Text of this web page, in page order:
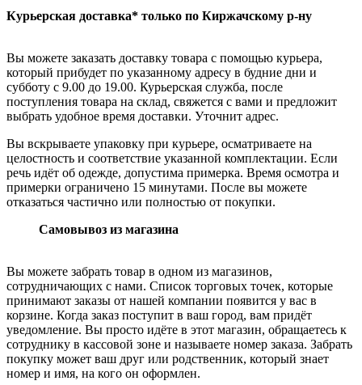
Курьерская доставка* только по Киржачскому р-ну
Вы можете заказать доставку товара с помощью курьера,
который прибудет по указанному адресу в будние дни и
субботу с 9.00 до 19.00. Курьерская служба, после
поступления товара на склад, свяжется с вами и предложит
выбрать удобное время доставки. Уточнит адрес.
Вы вскрываете упаковку при курьере, осматриваете на
целостность и соответствие указанной комплектации. Если
речь идёт об одежде, допустима примерка. Время осмотра и
примерки ограничено 15 минутами. После вы можете
отказаться частично или полностью от покупки.
Самовывоз из магазина
Вы можете забрать товар в одном из магазинов,
сотрудничающих с нами. Список торговых точек, которые
принимают заказы от нашей компании появится у вас в
корзине. Когда заказ поступит в ваш город, вам придёт
уведомление. Вы просто идёте в этот магазин, обращаетесь к
сотруднику в кассовой зоне и называете номер заказа. Забрать
покупку может ваш друг или родственник, который знает
номер и имя, на кого он оформлен.